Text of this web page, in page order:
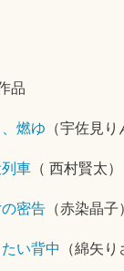
品
燃ゆ （宇佐見り
車 （ 西村賢太）
密告 （赤染晶子
い背中 （綿矢